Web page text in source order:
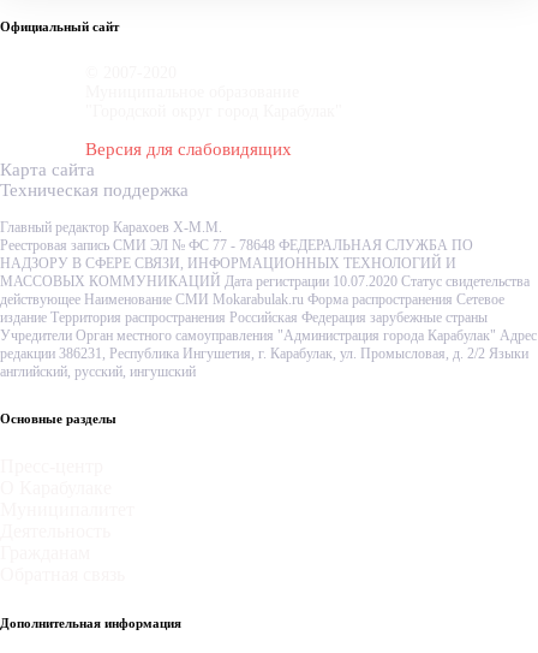
Официальный сайт
Версия для слабовидящих
Карта сайта
Техническая поддержка
Главный редактор Карахоев Х-М.М.
Реестровая запись СМИ ЭЛ № ФС 77 - 78648 ФЕДЕРАЛЬНАЯ СЛУЖБА ПО
НАДЗОРУ В СФЕРЕ СВЯЗИ, ИНФОРМАЦИОННЫХ ТЕХНОЛОГИЙ И
МАССОВЫХ КОММУНИКАЦИЙ Дата регистрации 10.07.2020 Статус свидетельства
действующее Наименование СМИ Mokarabulak.ru Форма распространения Сетевое
издание Территория распространения Российская Федерация зарубежные страны
Учредители Орган местного самоуправления "Администрация города Карабулак" Адрес
редакции 386231, Республика Ингушетия, г. Карабулак, ул. Промысловая, д. 2/2 Языки
английский, русский, ингушский
Основные разделы
Дополнительная информация